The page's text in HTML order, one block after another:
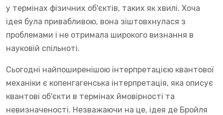
у термінах фізичних об'єктів, таких як хвилі. Хоча
ідея була привабливою, вона зіштовхнулася з
проблемами і не отримала широкого визнання в
науковій спільноті.
Сьогодні найпоширенішою інтерпретацією квантової
механіки є копенгагенська інтерпретація, яка описує
квантові об'єкти в термінах ймовірності та
невизначеності. Незважаючи на це, ідея де Бройля